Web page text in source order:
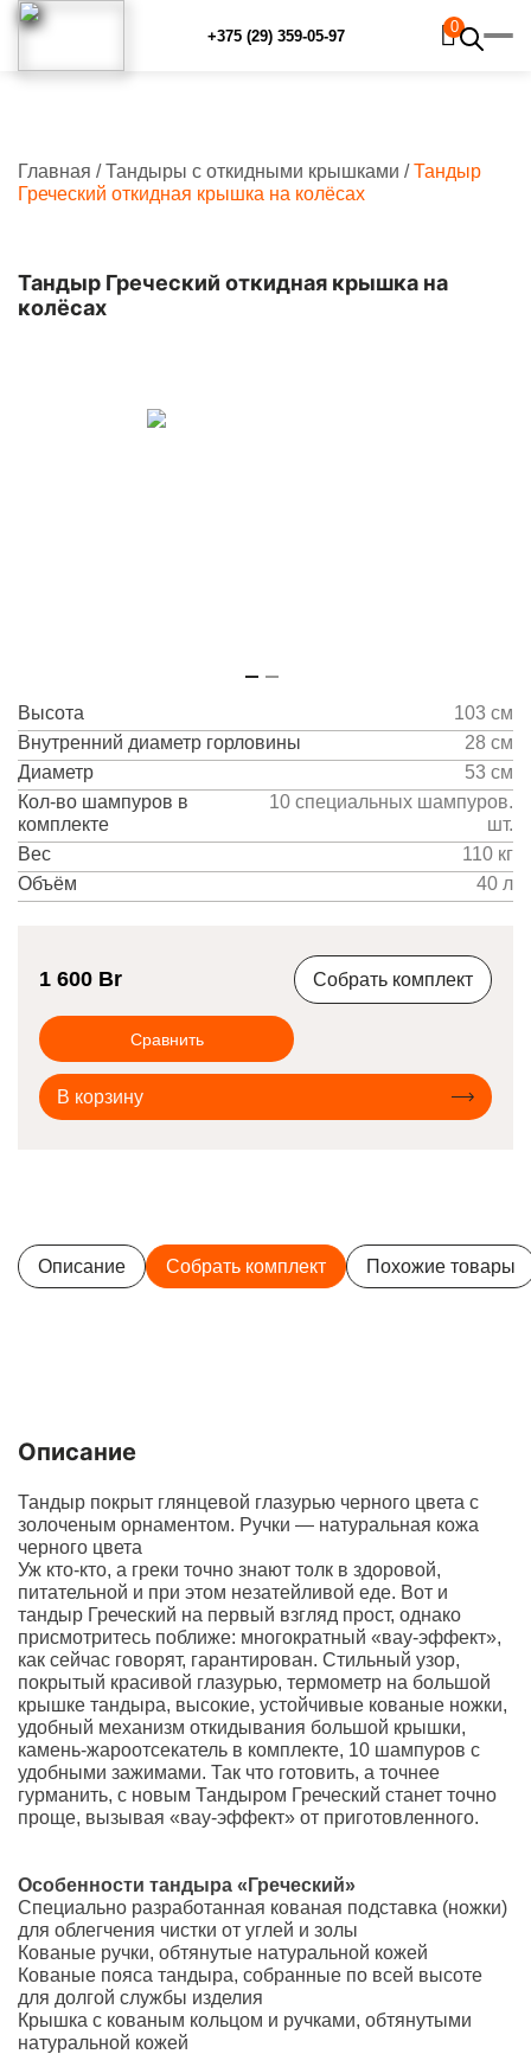
+375 (29) 359-05-97 0
Главная
Каталог
Наш YouTube-канал
Главная / Тандыры с откидными крышками /Тандыр
Греческий откидная крышка на колёсах
Тандыр Греческий откидная крышка на
колёсах
Высота
103 см
Внутренний диаметр горловины
28 см
Диаметр
53 см
Кол-во шампуров в
комплекте
10 специальных шампуров.
шт.
Вес
110 кг
Объём
40 л
1 600 Br Собрать комплект
Сравнить
В корзину
Описание Собрать комплект Похожие товары
Описание
Тандыр покрыт глянцевой глазурью черного цвета с
золоченым орнаментом. Ручки — натуральная кожа
черного цвета
Уж кто-кто, а греки точно знают толк в здоровой,
питательной и при этом незатейливой еде. Вот и
тандыр Греческий на первый взгляд прост, однако
присмотритесь поближе: многократный «вау-эффект»,
как сейчас говорят, гарантирован. Стильный узор,
покрытый красивой глазурью, термометр на большой
крышке тандыра, высокие, устойчивые кованые ножки,
удобный механизм откидывания большой крышки,
камень-жароотсекатель в комплекте, 10 шампуров с
удобными зажимами. Так что готовить, а точнее
гурманить, с новым Тандыром Греческий станет точно
проще, вызывая «вау-эффект» от приготовленного.
Особенности тандыра «Греческий»
Специально разработанная кованая подставка (ножки)
для облегчения чистки от углей и золы
Кованые ручки, обтянутые натуральной кожей
Кованые пояса тандыра, собранные по всей высоте
для долгой службы изделия
Крышка с кованым кольцом и ручками, обтянутыми
натуральной кожей